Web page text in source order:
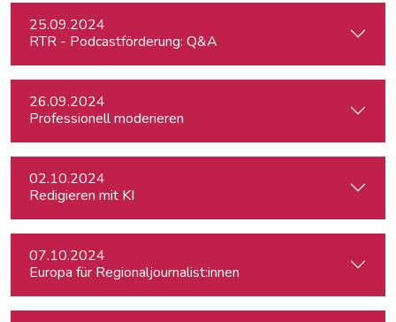
25.09.2024
RTR - Podcastförderung: Q&A
26.09.2024
Professionell moderieren
02.10.2024
Redigieren mit KI
07.10.2024
Europa für Regionaljournalist:innen